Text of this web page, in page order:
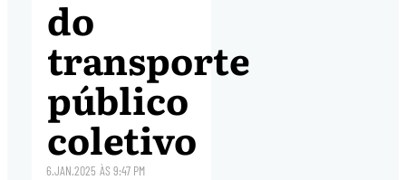
do
transporte
público
coletivo
6.JAN.2025 ÀS9:47 PM